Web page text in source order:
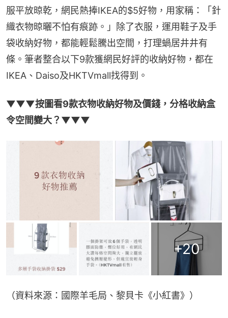
服平放晾乾，網民熱捧IKEA的$5好物，用家稱：「針
織衣物晾曬不怕有痕跡。」除了衣服，運用鞋子及手
袋收納好物，都能輕鬆騰出空間，打理蝸居井井有
條。筆者整合以下9款獲網民好評的收納好物，都在
IKEA、Daiso及HKTVmall找得到。
▼▼▼按圖看9款衣物收納好物及價錢，分格收納盒
令空間變大？▼▼▼
+20
（資料來源：國際羊毛局、黎貝卡《小紅書》）